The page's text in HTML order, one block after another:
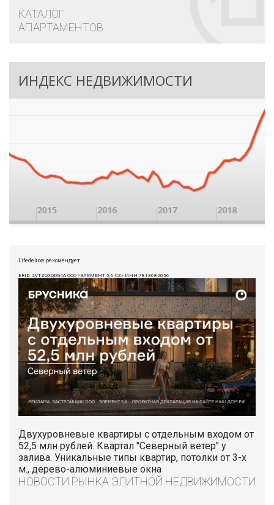
КАТАЛОГ
АПАРТАМЕНТОВ
ИНДЕКС НЕДВИЖИМОСТИ
Lifedeluxe рекомендует
ERID: 2VTZQXQDG4A ООО «ЭЛЕМЕНТ 5,6 СЗ» ИНН:7813682056
Двухуровневые квартиры с отдельным входом от
52,5 млн рублей. Квартал "Северный ветер" у
залива. Уникальные типы квартир, потолки от 3-х
м., дерево-алюминиевые окна
НОВОСТИ РЫНКА ЭЛИТНОЙ НЕДВИЖИМОСТИ